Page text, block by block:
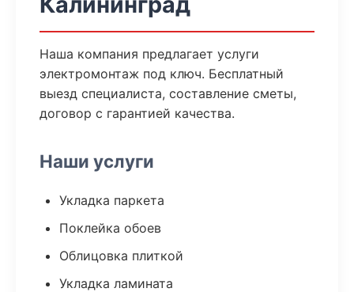
Наша компания предлагает услуги
электромонтаж под ключ. Бесплатный
выезд специалиста, составление сметы,
договор с гарантией качества.
Наши услуги
Укладка паркета
Поклейка обоев
Облицовка плиткой
Укладка ламината